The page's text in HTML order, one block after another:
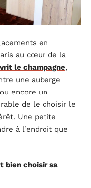
en
au cœur de la
le champagne,
une auberge
encore un
de le choisir le
Une petite
à l’endroit que
bien choisir sa